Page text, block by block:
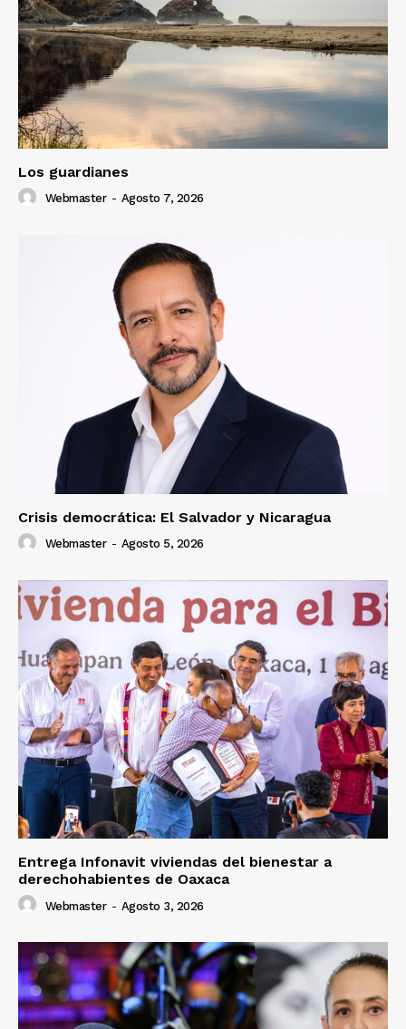
Los guardianes
Webmaster - Agosto 7, 2026
Crisis democrática: El Salvador y Nicaragua
Webmaster - Agosto 5, 2026
Entrega Infonavit viviendas del bienestar a
derechohabientes de Oaxaca
Webmaster - Agosto 3, 2026